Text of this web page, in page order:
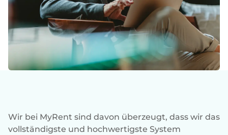
Wir bei MyRent sind davon überzeugt, dass wir das
vollständigste und hochwertigste System